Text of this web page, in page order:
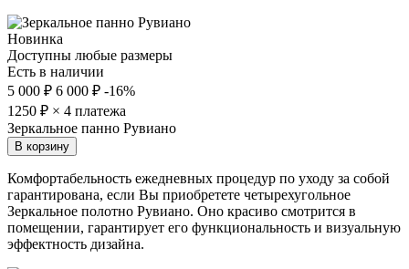
Новинка
Доступны любые размеры
Есть в наличии
5 000 ₽ 6 000 ₽ -16%
1250 ₽ × 4 платежа
Зеркальное панно Рувиано
В корзину
Комфортабельность ежедневных процедур по уходу за собой
гарантирована, если Вы приобретете четырехугольное
Зеркальное полотно Рувиано. Оно красиво смотрится в
помещении, гарантирует его функциональность и визуальную
эффектность дизайна.